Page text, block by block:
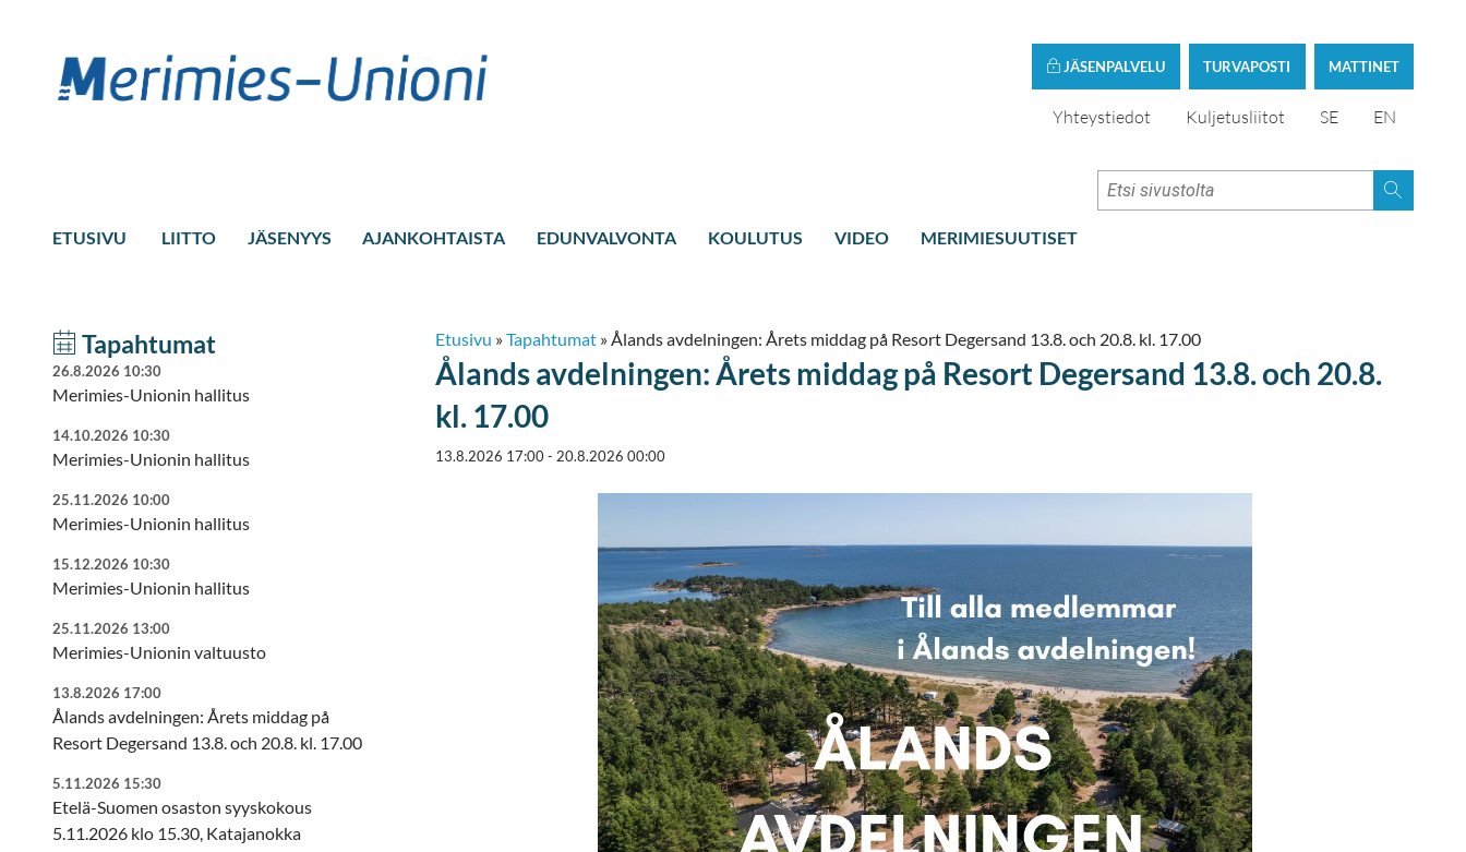
MATTINET
TURVAPOSTI
JÄSENPALVELU
Yhteystiedot Kuljetusliitot SE EN
ETUSIVU LIITTO JÄSENYYS AJANKOHTAISTA EDUNVALVONTA KOULUTUS VIDEO MERIMIESUUTISET
Etusivu »Tapahtumat »Ålands avdelningen: Årets middag på Resort Degersand 13.8. och 20.8. kl. 17.00
Ålands avdelningen: Årets middag på Resort Degersand 13.8. och 20.8.
kl. 17.00
13.8.2026 17:00 - 20.8.2026 00:00
Tapahtumat
26.8.2026 10:30
Merimies-Unionin hallitus
14.10.2026 10:30
Merimies-Unionin hallitus
25.11.2026 10:00
Merimies-Unionin hallitus
15.12.2026 10:30
Merimies-Unionin hallitus
25.11.2026 13:00
Merimies-Unionin valtuusto
13.8.2026 17:00
Ålands avdelningen: Årets middag på
Resort Degersand 13.8. och 20.8. kl. 17.00
5.11.2026 15:30
Etelä-Suomen osaston syyskokous
5.11.2026 klo 15.30, Katajanokka